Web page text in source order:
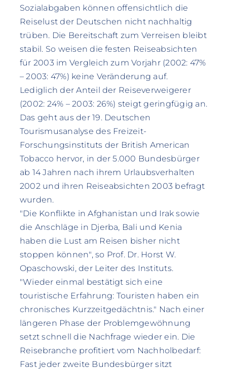
Sozialabgaben können offensichtlich die
Reiselust der Deutschen nicht nachhaltig
trüben. Die Bereitschaft zum Verreisen bleibt
stabil. So weisen die festen Reiseabsichten
für 2003 im Vergleich zum Vorjahr (2002: 47%
– 2003: 47%) keine Veränderung auf.
Lediglich der Anteil der Reiseverweigerer
(2002: 24% – 2003: 26%) steigt geringfügig an.
Das geht aus der 19. Deutschen
Tourismusanalyse des Freizeit-
Forschungsinstituts der British American
Tobacco hervor, in der 5.000 Bundesbürger
ab 14 Jahren nach ihrem Urlaubsverhalten
2002 und ihren Reiseabsichten 2003 befragt
wurden.
"Die Konflikte in Afghanistan und Irak sowie
die Anschläge in Djerba, Bali und Kenia
haben die Lust am Reisen bisher nicht
stoppen können", so Prof. Dr. Horst W.
Opaschowski, der Leiter des Instituts.
"Wieder einmal bestätigt sich eine
touristische Erfahrung: Touristen haben ein
chronisches Kurzzeitgedächtnis." Nach einer
längeren Phase der Problemgewöhnung
setzt schnell die Nachfrage wieder ein. Die
Reisebranche profitiert vom Nachholbedarf:
Fast jeder zweite Bundesbürger sitzt